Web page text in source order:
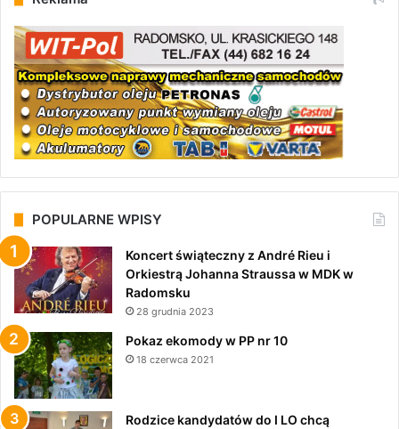
POPULARNE WPISY
Koncert świąteczny z André Rieu i
Orkiestrą Johanna Straussa w MDK w
Radomsku
28 grudnia 2023
Pokaz ekomody w PP nr 10
18 czerwca 2021
Rodzice kandydatów do I LO chcą